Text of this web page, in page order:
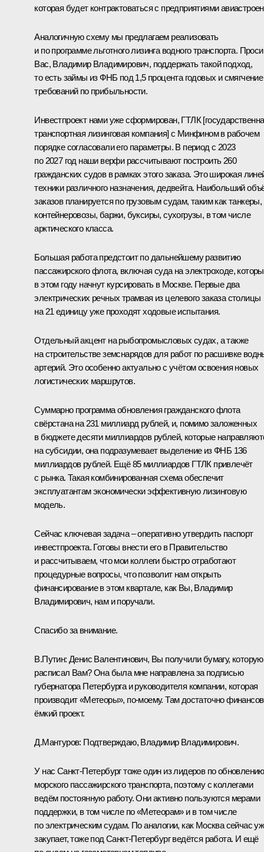
которая будет контрактоваться с предприятиями
Аналогичную схему мы предлагаем реализовать
и по программе льготного лизинга водного транспорта.
Вас, Владимир Владимирович, поддержать такой подход,
то есть займы из ФНБ под 1,5 процента годовых и смягчение
требований по прибыльности.
Инвестпроект нами уже сформирован, ГТЛК
транспортная лизинговая компания] с Минфином в рабочем
порядке согласовали его параметры. В период с 2023
по 2027 год наши верфи рассчитывают построить 260
гражданских судов в рамках этого заказа. Это широкая
техники различного назначения, дедвейта. Наибольший
заказов планируется по грузовым судам, таким как танкеры,
контейнеровозы, баржи, буксиры, сухогрузы, в том числе
арктического класса.
Большая работа предстоит по дальнейшему развитию
пассажирского флота, включая суда на электроходе,
в этом году начнут курсировать в Москве. Первые два
электрических речных трамвая из целевого заказа столицы
на 21 единицу уже проходят ходовые испытания.
Отдельный акцент на рыбопромысловых судах, а также
на строительстве земснарядов для работ по расшивке
артерий. Это особенно актуально с учётом освоения новых
логистических маршрутов.
Суммарно программа обновления гражданского флота
свёрстана на 231 миллиард рублей, и, помимо заложенных
в бюджете десяти миллиардов рублей, которые
на субсидии, она подразумевает выделение из ФНБ 136
миллиардов рублей. Ещё 85 миллиардов ГТЛК привлечёт
с рынка. Такая комбинированная схема обеспечит
эксплуатантам экономически эффективную лизинговую
модель.
Сейчас ключевая задача – оперативно утвердить паспорт
инвестпроекта. Готовы внести его в Правительство
и рассчитываем, что мои коллеги быстро отработают
процедурные вопросы, что позволит нам открыть
финансирование в этом квартале, как Вы, Владимир
Владимирович, нам и поручали.
Спасибо за внимание.
В.Путин: Денис Валентинович, Вы получили бумагу,
расписал Вам? Она была мне направлена за подписью
губернатора Петербурга и руководителя компании, которая
производит «Метеоры», по-моему. Там достаточно
ёмкий проект.
Д.Мантуров: Подтверждаю, Владимир Владимирович.
У нас Санкт-Петербург тоже один из лидеров по обновлению
морского пассажирского транспорта, поэтому с коллегами
ведём постоянную работу. Они активно пользуются мерами
поддержки, в том числе по «Метеорам» и в том числе
по электрическим судам. По аналогии, как Москва сейчас
закупает, тоже под Санкт-Петербург ведётся работа. И ещё